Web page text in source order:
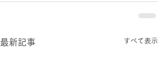
最新記事 すべて表示